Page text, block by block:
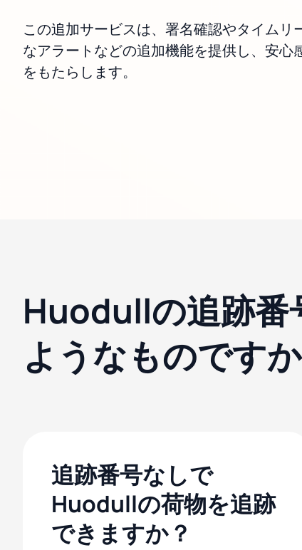
この追加サービスは、署名確認やタイムリ
なアラートなどの追加機能を提供し、安心
をもたらします。
Huodullの追跡番
ようなものです
追跡番号なしで
Huodullの荷物を追跡
できますか？